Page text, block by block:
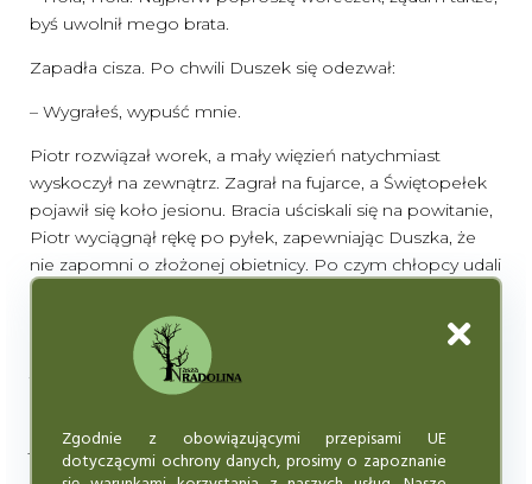
byś uwolnił mego brata.
Zapadła cisza. Po chwili Duszek się odezwał:
– Wygrałeś, wypuść mnie.
Piotr rozwiązał worek, a mały więzień natychmiast
wyskoczył na zewnątrz. Zagrał na fujarce, a Świętopełek
pojawił się koło jesionu. Bracia uściskali się na powitanie,
Piotr wyciągnął rękę po pyłek, zapewniając Duszka, że
nie zapomni o złożonej obietnicy. Po czym chłopcy udali
się nad sadzawkę, gdzie w blasku księżyca lśnił piękny,
złoty kwiat. Piotr bez zastanowienia wskoczył do wody,
by go zerwać. Bracia, mając wszystkie składniki, ruszyli do
jej to, jednak przyrządziła lekarstwo dla Michała. Chłopcy
mogli wracać do domu.
Zgodnie z obowiązującymi przepisami UE
dotyczącymi ochrony danych, prosimy o zapoznanie